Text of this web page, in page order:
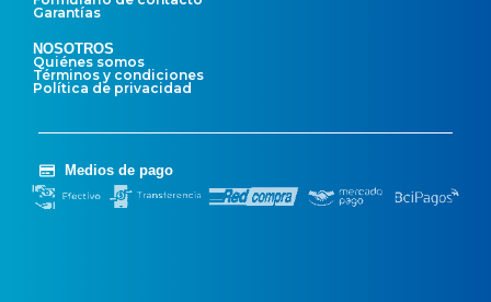
Garantías
NOSOTROS
Quiénes somos
Términos y condiciones
Política de privacidad
Medios de pago